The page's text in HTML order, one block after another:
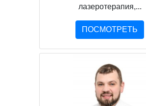
лазеротерапия,...
ПОСМОТРЕТЬ